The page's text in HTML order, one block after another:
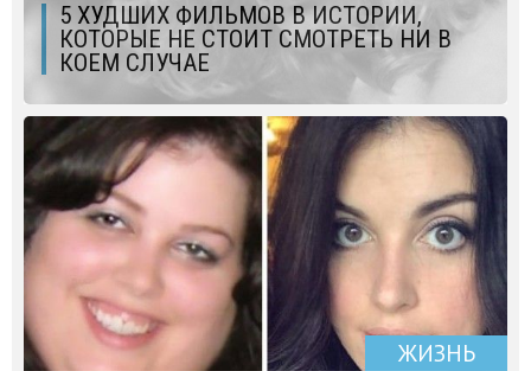
5 ХУДШИХ ФИЛЬМОВ В ИСТОРИИ,
КОТОРЫЕ НЕ СТОИТ СМОТРЕТЬ НИ В
КОЕМ СЛУЧАЕ
ЖИЗНЬ